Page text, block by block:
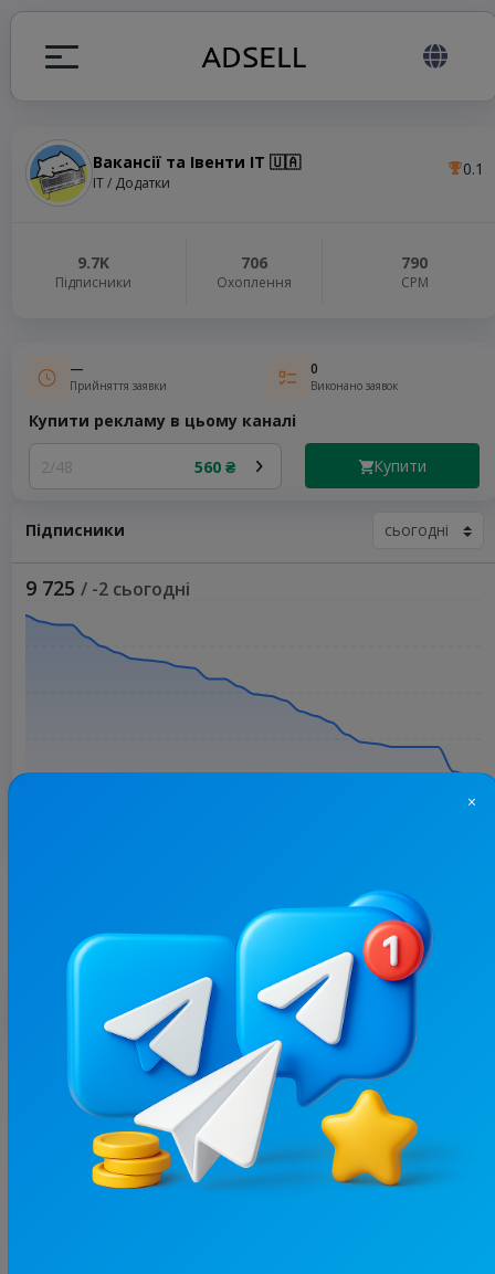
Вакансії та Івенти IT 🇺🇦
IT / Додатки
0.1
9.7K
Підписники
706
Охоплення
790
СРМ
—
Прийняття заявки
0
Виконано заявок
Купити рекламу в цьому каналі
2/48 560 ₴ Купити
Підписники
9 725 / -2 сьогодні
Більше статистики
З цим каналом часто купують
931
Розумний будинок з Alex Kvazis
Товари / Магазини, IT / Додатки
Ціна реклами
×